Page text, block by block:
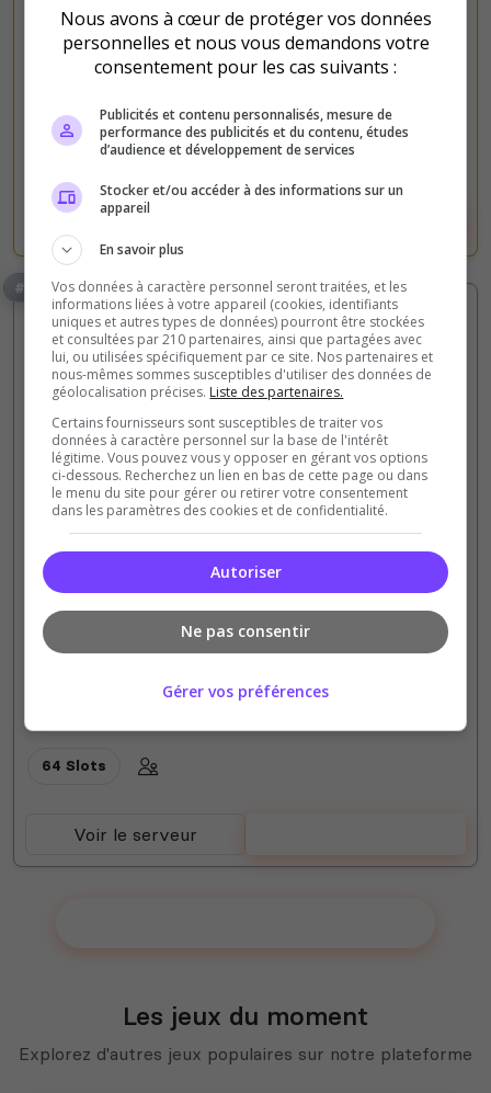
0
votes
30
clics
(1)
60 Slots
#2
NwN2 Roleplay
Miralis
Un Monde Façonné par les Joueurs (Nous
recrutons) Chaque décision compte. Miralis est un
serveur évolutif, où les joueurs influencent
l’histoire et modifient l'équilibre.
64 Slots
Voir le serveur
Les jeux du moment
Explorez d'autres jeux populaires sur notre plateforme
Nous avons à cœur de protéger vos données
personnelles et nous vous demandons votre
consentement pour les cas suivants :
Publicités et contenu personnalisés, mesure de
performance des publicités et du contenu, études
d’audience et développement de services
Stocker et/ou accéder à des informations sur un
appareil
En savoir plus
Vos données à caractère personnel seront traitées, et les
informations liées à votre appareil (cookies, identifiants
uniques et autres types de données) pourront être stockées
et consultées par 210 partenaires, ainsi que partagées avec
lui, ou utilisées spécifiquement par ce site. Nos partenaires et
nous-mêmes sommes susceptibles d'utiliser des données de
géolocalisation précises. Liste des partenaires.
Certains fournisseurs sont susceptibles de traiter vos
données à caractère personnel sur la base de l'intérêt
légitime. Vous pouvez vous y opposer en gérant vos options
ci-dessous. Recherchez un lien en bas de cette page ou dans
le menu du site pour gérer ou retirer votre consentement
dans les paramètres des cookies et de confidentialité.
Autoriser
Ne pas consentir
Gérer vos préférences